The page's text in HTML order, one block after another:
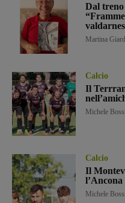
Dal treno
Martina
Calcio
Il
Michele
Calcio
Il
l’Ancona
Michele